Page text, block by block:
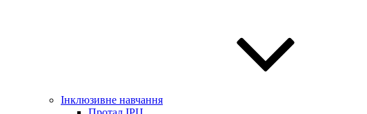
Інклюзивне навчання